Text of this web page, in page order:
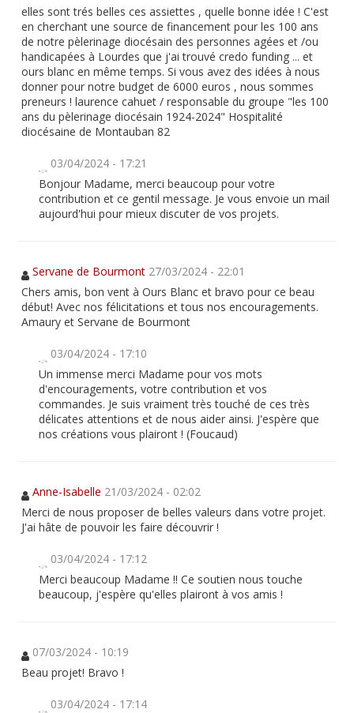
elles sont trés belles ces assiettes , quelle bonne idée ! C'est
en cherchant une source de financement pour les 100 ans
de notre pèlerinage diocésain des personnes agées et /ou
handicapées à Lourdes que j'ai trouvé credo funding ... et
ours blanc en même temps. Si vous avez des idées à nous
donner pour notre budget de 6000 euros , nous sommes
preneurs ! laurence cahuet / responsable du groupe "les 100
ans du pèlerinage diocésain 1924-2024" Hospitalité
diocésaine de Montauban 82
03/04/2024 - 17:21
Bonjour Madame, merci beaucoup pour votre
contribution et ce gentil message. Je vous envoie un mail
aujourd'hui pour mieux discuter de vos projets.
Servane de Bourmont 27/03/2024 - 22:01
Chers amis, bon vent à Ours Blanc et bravo pour ce beau
début! Avec nos félicitations et tous nos encouragements.
Amaury et Servane de Bourmont
03/04/2024 - 17:10
Un immense merci Madame pour vos mots
d'encouragements, votre contribution et vos
commandes. Je suis vraiment très touché de ces très
délicates attentions et de nous aider ainsi. J'espère que
nos créations vous plairont ! (Foucaud)
Anne-Isabelle 21/03/2024 - 02:02
Merci de nous proposer de belles valeurs dans votre projet.
J'ai hâte de pouvoir les faire découvrir !
03/04/2024 - 17:12
Merci beaucoup Madame !! Ce soutien nous touche
beaucoup, j'espère qu'elles plairont à vos amis !
07/03/2024 - 10:19
Beau projet! Bravo !
03/04/2024 - 17:14